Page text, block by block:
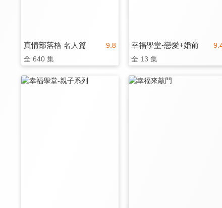
9.8
真情部落格 名人篇
全 640 集
幸福學堂-戀愛+婚前
全 13 集